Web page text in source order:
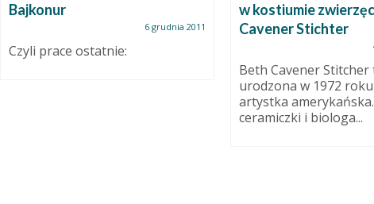
Bajkonur
6 grudnia 2011
Czyli prace ostatnie:
w kostiumie
Cavener Stichter
Beth Cavener Stitcher
urodzona w 1972 roku
artystka
ceramiczki i biologa...